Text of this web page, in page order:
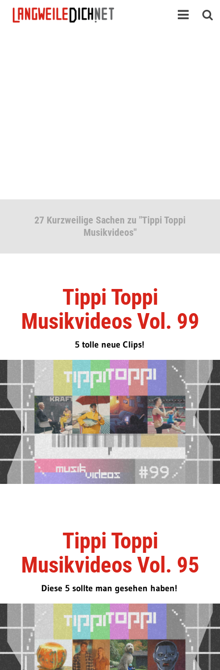
27 Kurzweilige Sachen zu "Tippi Toppi
Musikvideos"
Tippi Toppi
Musikvideos Vol. 99
5 tolle neue Clips!
Tippi Toppi
Musikvideos Vol. 95
Diese 5 sollte man gesehen haben!